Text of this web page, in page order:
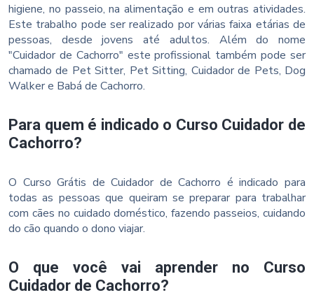
higiene, no passeio, na alimentação e em outras atividades.
Este trabalho pode ser realizado por várias faixa etárias de
pessoas, desde jovens até adultos. Além do nome
"Cuidador de Cachorro" este profissional também pode ser
chamado de Pet Sitter, Pet Sitting, Cuidador de Pets, Dog
Walker e Babá de Cachorro.
Para quem é indicado o Curso Cuidador de
Cachorro?
O Curso Grátis de Cuidador de Cachorro é indicado para
todas as pessoas que queiram se preparar para trabalhar
com cães no cuidado doméstico, fazendo passeios, cuidando
do cão quando o dono viajar.
O que você vai aprender no Curso
Cuidador de Cachorro?